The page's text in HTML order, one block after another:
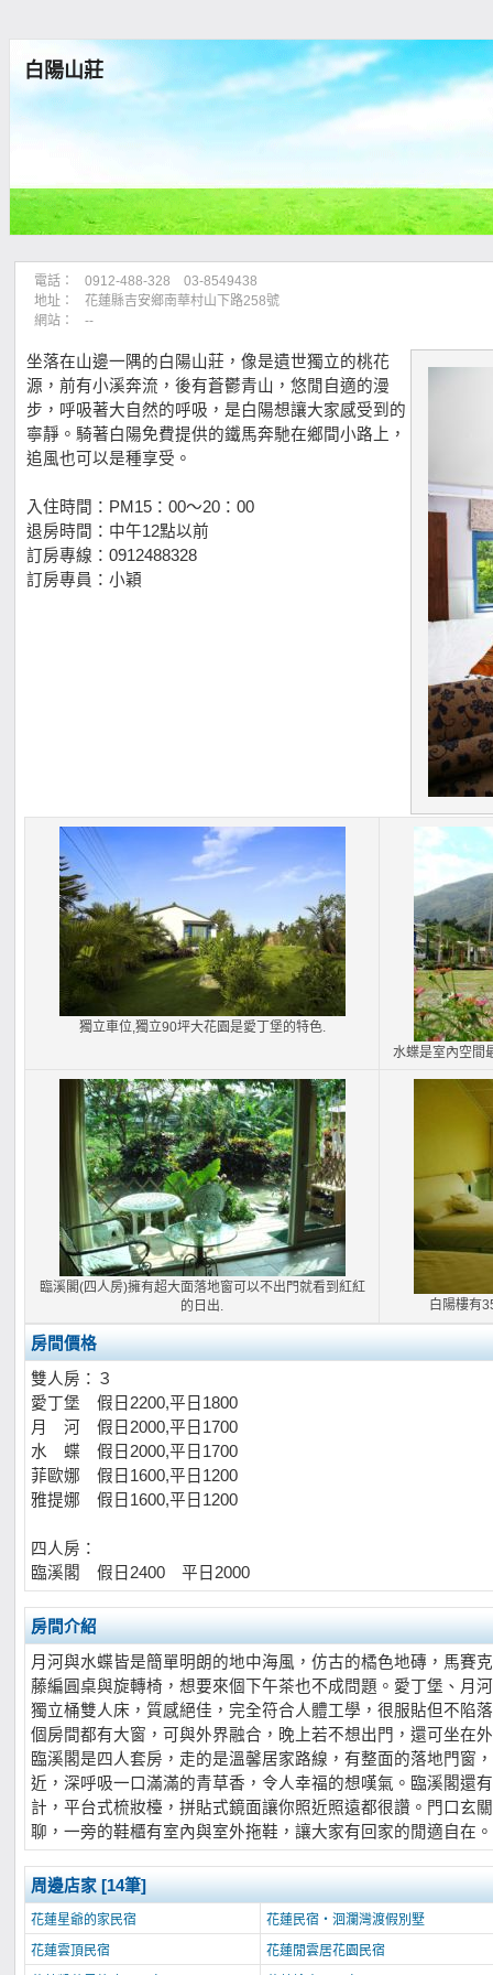
白陽山莊
電話：
0912-488-328 03-8549438
地址：
花蓮縣吉安鄉南華村山下路258號
網站：
--
坐落在山邊一隅的白陽山莊，像是遺世獨立的桃花
源，前有小溪奔流，後有蒼鬱青山，悠閒自適的漫
步，呼吸著大自然的呼吸，是白陽想讓大家感受到的
寧靜。騎著白陽免費提供的鐵馬奔馳在鄉間小路上，
追風也可以是種享受。
入住時間：PM15：00～20：00
退房時間：中午12點以前
訂房專線：0912488328
訂房專員：小穎
獨立車位,獨立90坪大花園是愛丁堡的特色.
水蝶是室內空間
臨溪閣(四人房)擁有超大面落地窗可以不出門就看到紅紅
的日出.
白陽樓有
房間價格
雙人房：３
愛丁堡 假日2200,平日1800
月 河 假日2000,平日1700
水 蝶 假日2000,平日1700
菲歐娜 假日1600,平日1200
雅提娜 假日1600,平日1200
四人房：
臨溪閣 假日2400 平日2000
房間介紹
月河與水蝶皆是簡單明朗的地中海風，仿古的橘色地磚，馬賽
藤編圓桌與旋轉椅，想要來個下午茶也不成問題。愛丁堡、月
獨立桶雙人床，質感絕佳，完全符合人體工學，很服貼但不陷
個房間都有大窗，可與外界融合，晚上若不想出門，還可坐在
臨溪閣是四人套房，走的是溫馨居家路線，有整面的落地門窗
近，深呼吸一口滿滿的青草香，令人幸福的想嘆氣。臨溪閣還
計，平台式梳妝檯，拼貼式鏡面讓你照近照遠都很讚。門口玄
聊，一旁的鞋櫃有室內與室外拖鞋，讓大家有回家的閒適自在。
周邊店家 [14筆]
花蓮星爺的家民宿
花蓮民宿‧洄瀾灣渡假別墅
花蓮雲頂民宿
花蓮閒雲居花園民宿